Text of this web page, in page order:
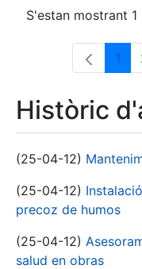
S'estan mostrant
1
Històric
(25-04-12)
(25-04-12)
precoz de humos
(25-04-12)
salud en obras